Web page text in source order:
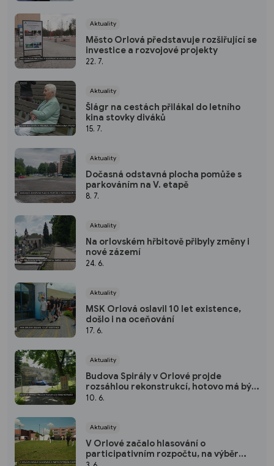
Aktuality
Město Orlová představuje rozšiřující se
investice a rozvojové projekty
22. 7.
Aktuality
Šlágr na cestách přilákal do letního
kina stovky diváků
15. 7.
Aktuality
Dočasná odstavná plocha pomůže s
parkováním na V. etapě
8. 7.
Aktuality
Na orlovském hřbitově přibyly změny i
nové zázemí
24. 6.
Aktuality
MSK Orlová oslavil 10 let existence,
došlo i na oceňování
17. 6.
Aktuality
Budova Spirály v Orlové projde
rozsáhlou rekonstrukcí, hotovo má být
už v listopadu
10. 6.
Aktuality
V Orlové začalo hlasování o
participativním rozpočtu, na výběr